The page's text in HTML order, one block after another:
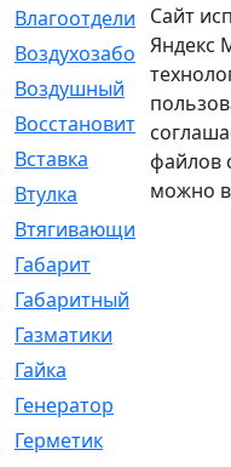
Влагоотделитель
Воздухозаборник
Воздушный
Восстановительный
Вставка
Втулка
Втягивающий
Габарит
Габаритный
Газматики
Гайка
Генератор
Герметик
Сайт
Яндекс
файлов
можно в